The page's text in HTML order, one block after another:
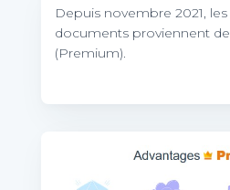
Depuis novembre 2021, les
documents proviennent de
(Premium).